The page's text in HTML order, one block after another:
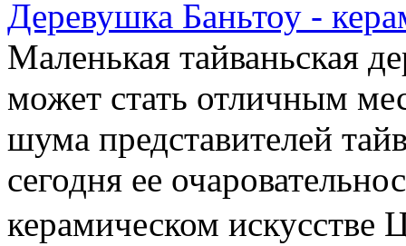
Деревушка Баньтоу -
Маленькая тайваньская
может стать отличным
шума представителей
сегодня ее
керамическом